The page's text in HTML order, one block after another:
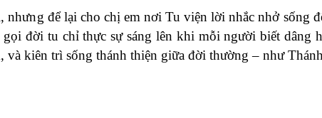
nhưng để lại cho chị em nơi Tu viện lời nhắc nhở sống
gọi đời tu chỉ thực sự sáng lên khi mỗi người biết dâng
và kiên trì sống thánh thiện giữa đời thường – như